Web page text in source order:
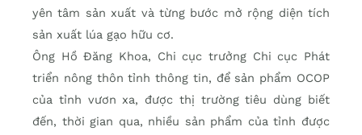
yên tâm sản xuất và từng bước mở rộng diện tích
sản xuất lúa gạo hữu cơ.
Ông Hồ Đăng Khoa, Chi cục trưởng Chi cục Phát
triển nông thôn tỉnh thông tin, để sản phẩm OCOP
của tỉnh vươn xa, được thị trường tiêu dùng biết
đến, thời gian qua, nhiều sản phẩm của tỉnh được